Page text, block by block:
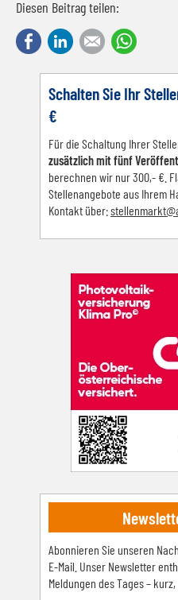
Diesen Beitrag teilen:
FacebookLinkedInE-mail
Schalten Sie Ihr
€
Für die Schaltung Ihrer
zusätzlich mit fünf
berechnen wir nur 300,- €.
Stellenangebote aus Ihrem
Kontakt über:s
Abonnieren Sie unseren
E-Mail. Unser Newsletter
Meldungen des Tages –